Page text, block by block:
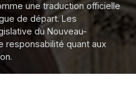
une traduction officielle
de départ. Les
du Nouveau-
responsabilité quant aux